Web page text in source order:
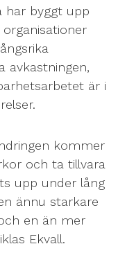
har byggt upp
avkastningen,
är i
kommer
och ta tillvara
upp under lång
ännu starkare
en än mer
Ekvall.